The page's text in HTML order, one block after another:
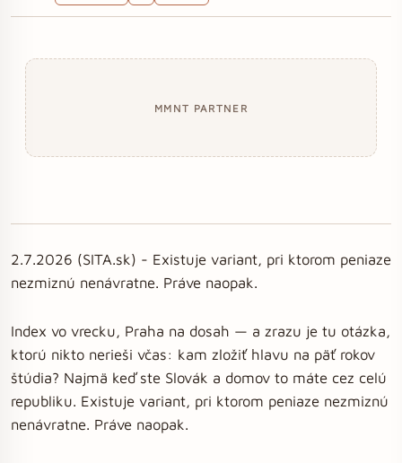
MMNT PARTNER
2.7.2026 (SITA.sk) - Existuje variant, pri ktorom peniaze
nezmiznú nenávratne. Práve naopak.
Index vo vrecku, Praha na dosah — a zrazu je tu otázka,
ktorú nikto nerieši včas: kam zložiť hlavu na päť rokov
štúdia? Najmä keď ste Slovák a domov to máte cez celú
republiku. Existuje variant, pri ktorom peniaze nezmiznú
nenávratne. Práve naopak.